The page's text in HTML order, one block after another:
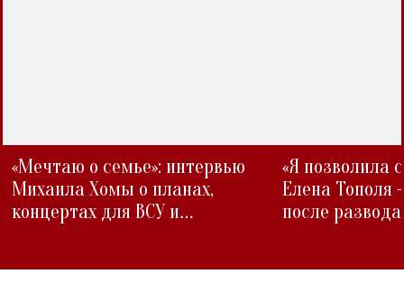
«Мечтаю о семье»: интервью
Михаила Хомы о планах,
концертах для ВСУ и
«Я позволила
Елена Тополя
после развода